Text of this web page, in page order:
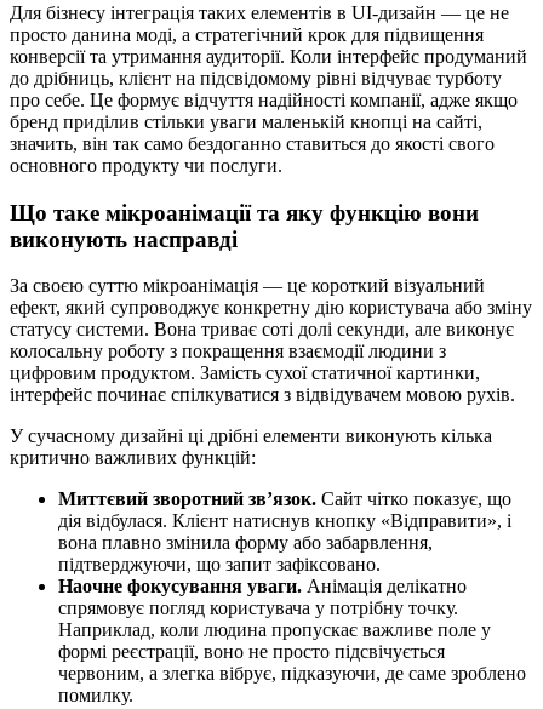
Для бізнесу інтеграція таких елементів в UI-дизайн — це не
просто данина моді, а стратегічний крок для підвищення
конверсії та утримання аудиторії. Коли інтерфейс продуманий
до дрібниць, клієнт на підсвідомому рівні відчуває турботу
про себе. Це формує відчуття надійності компанії, адже якщо
бренд приділив стільки уваги маленькій кнопці на сайті,
значить, він так само бездоганно ставиться до якості свого
основного продукту чи послуги.
Що таке мікроанімації та яку функцію вони
виконують насправді
За своєю суттю мікроанімація — це короткий візуальний
ефект, який супроводжує конкретну дію користувача або зміну
статусу системи. Вона триває соті долі секунди, але виконує
колосальну роботу з покращення взаємодії людини з
цифровим продуктом. Замість сухої статичної картинки,
інтерфейс починає спілкуватися з відвідувачем мовою рухів.
У сучасному дизайні ці дрібні елементи виконують кілька
критично важливих функцій:
Миттєвий зворотний зв’язок. Сайт чітко показує, що
дія відбулася. Клієнт натиснув кнопку «Відправити», і
вона плавно змінила форму або забарвлення,
підтверджуючи, що запит зафіксовано.
Наочне фокусування уваги. Анімація делікатно
спрямовує погляд користувача у потрібну точку.
Наприклад, коли людина пропускає важливе поле у
формі реєстрації, воно не просто підсвічується
червоним, а злегка вібрує, підказуючи, де саме зроблено
помилку.